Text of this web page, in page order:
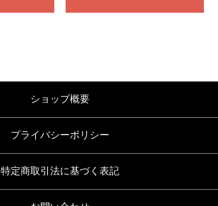
ショップ概要
プライバシーポリシー
特定商取引法に基づく表記